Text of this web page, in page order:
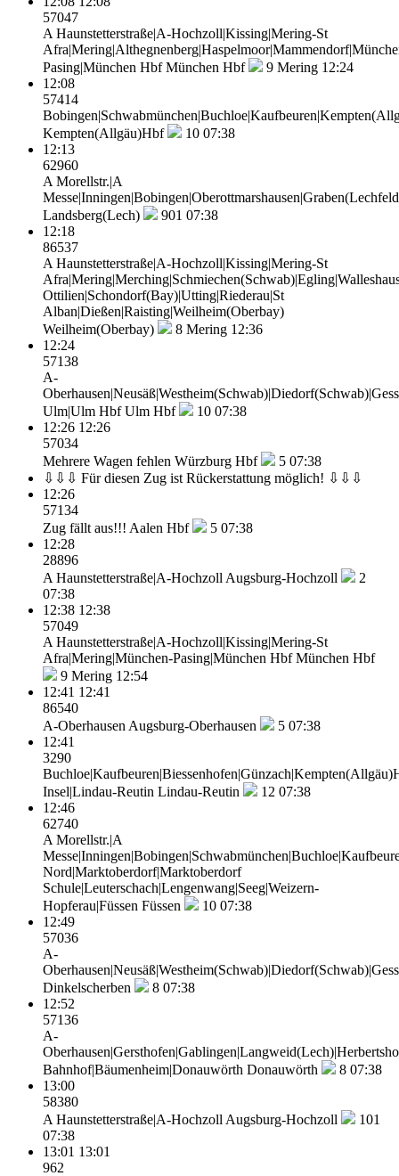
57047
A Haunstetterstraße|A-Hochzoll|Kissing|Mering-St
Pasing|München HbfMünchen Hbf 9 Mering 12:24
12:08
57414
Kempten(Allgäu)Hbf
10 07:38
12:13
62960
A Morellstr.|A
Landsberg(Lech)
901 07:38
12:18
86537
A Haunstetterstraße|A-Hochzoll|Kissing|Mering-St
Ottilien|Schondorf(Bay)|Utting|Riederau|St
Alban|Dießen|Raisting|Weilheim(Oberbay)
Weilheim(Oberbay)
8 Mering 12:36
12:24
57138
A-
Ulm|Ulm HbfUlm Hbf 10 07:38
12:26 12:26
57034
Mehrere Wagen fehlen Würzburg Hbf 5 07:38
⇩⇩⇩ Für diesen Zug ist Rückerstattung möglich! ⇩⇩⇩
12:26
57134
Zug fällt aus!!! Aalen Hbf 5 07:38
12:28
28896
A Haunstetterstraße|A-Hochzoll Augsburg-Hochzoll
2
07:38
12:38 12:38
57049
A Haunstetterstraße|A-Hochzoll|Kissing|Mering-St
Afra|Mering|München-Pasing|München HbfMünchen Hbf
9 Mering 12:54
12:41 12:41
86540
A-Oberhausen Augsburg-Oberhausen 5 07:38
12:41
3290
Insel|Lindau-Reutin Lindau-Reutin 12 07:38
12:46
62740
A Morellstr.|A
Nord|Marktoberdorf|Marktoberdorf
Schule|Leuterschach|Lengenwang|Seeg|Weizern-
Hopferau|Füssen Füssen 10 07:38
12:49
57036
A-
Dinkelscherben
8 07:38
12:52
57136
A-
Bahnhof|Bäumenheim|Donauwörth Donauwörth 8 07:38
13:00
58380
A Haunstetterstraße|A-Hochzoll Augsburg-Hochzoll
101
07:38
13:01 13:01
962